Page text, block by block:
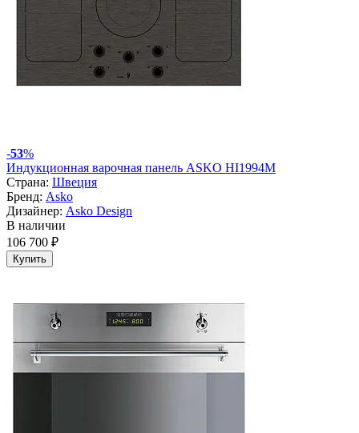
-53%
Индукционная варочная панель ASKO HI1994M
Страна: Швеция
Бренд: Asko
Дизайнер: Asko Design
В наличии
106 700 ₽
Купить